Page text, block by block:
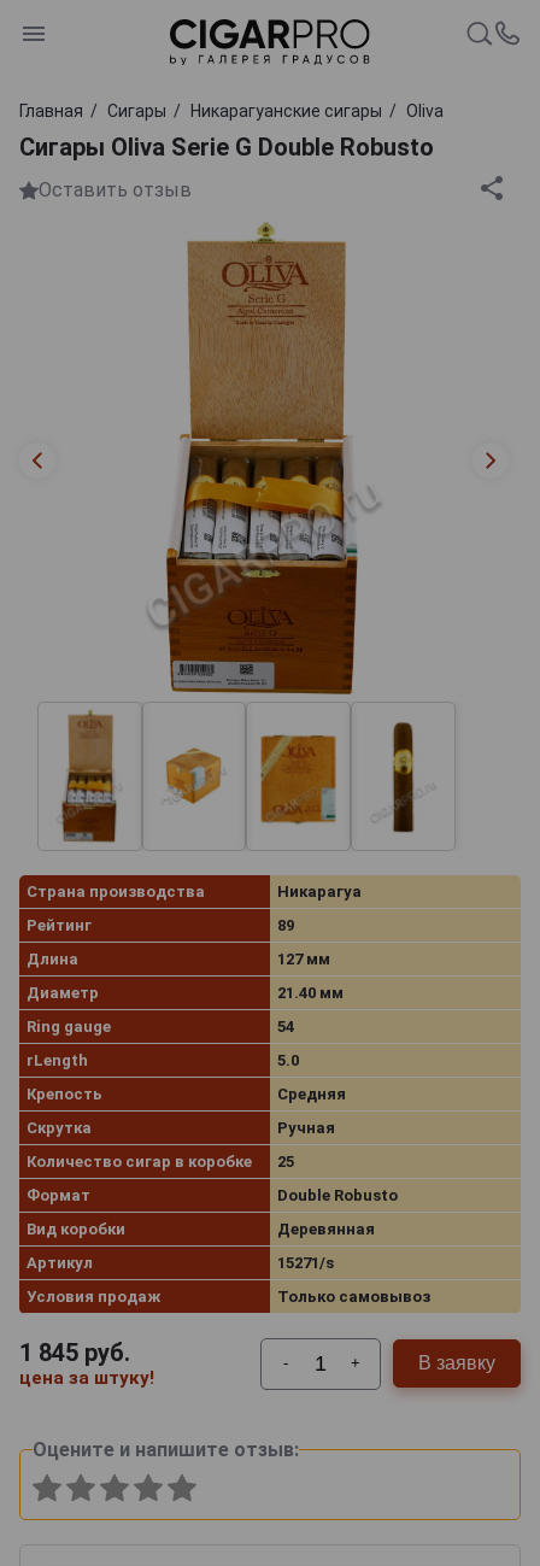
Главная Сигары Никарагуанские сигары Oliva
Сигары Oliva Serie G Double Robusto
Оставить отзыв
Страна производства
Никарагуа
Рейтинг
89
Длина
127 мм
Диаметр
21.40 мм
Ring gauge
54
rLength
5.0
Крепость
Средняя
Скрутка
Ручная
Количество сигар в коробке
25
Формат
Double Robusto
Вид коробки
Деревянная
Артикул
15271/s
Условия продаж
Только самовывоз
1 845 руб.
цена за штуку!
- + В заявку
Оцените и напишите отзыв: